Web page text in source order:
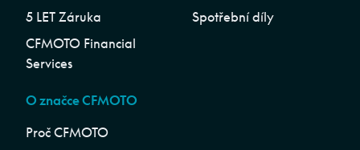
5 LET Záruka
CFMOTO Financial
Services
Spotřební díly
O značce CFMOTO
Proč CFMOTO